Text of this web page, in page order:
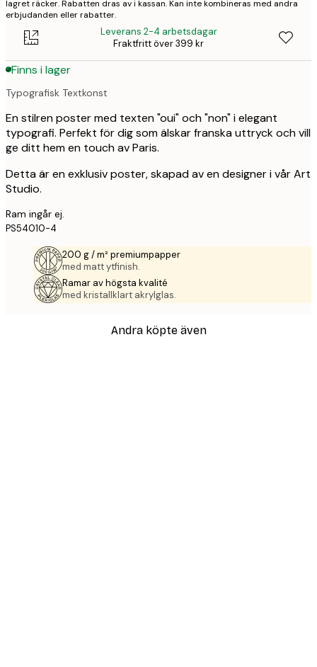
lagret räcker. Rabatten dras av i kassan. Kan inte kombineras med andra
erbjudanden eller rabatter.
Leverans 2-4 arbetsdagar
Fraktfritt över 399 kr
Finns i lager
Typografisk Textkonst
En stilren poster med texten "oui" och "non" i elegant
typografi. Perfekt för dig som älskar franska uttryck och vill
ge ditt hem en touch av Paris.
Detta är en exklusiv poster, skapad av en designer i vår Art
Studio.
Ram ingår ej.
PS54010-4
200 g / m² premiumpapper
med matt ytfinish.
Ramar av högsta kvalité
med kristallklart akrylglas.
Andra köpte även